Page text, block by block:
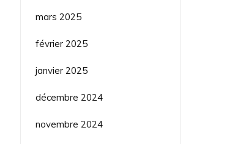
mars 2025
février 2025
janvier 2025
décembre 2024
novembre 2024